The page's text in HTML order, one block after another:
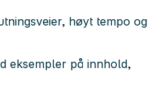
høyt tempo og
eksempler på innhold,